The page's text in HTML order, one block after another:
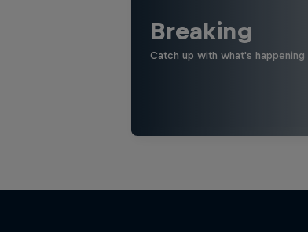
Breaking
Catch up with what's